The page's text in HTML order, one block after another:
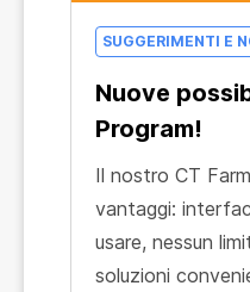
SUGGERIMENTI E
Nuove
Program!
Il nostro CT
vantaggi:
usare, nessun
soluzioni